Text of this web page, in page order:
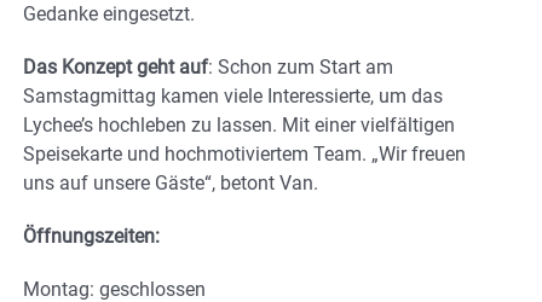
Gedanke eingesetzt.
Das Konzept geht auf: Schon zum Start am
Samstagmittag kamen viele Interessierte, um das
Lychee’s hochleben zu lassen. Mit einer vielfältigen
Speisekarte und hochmotiviertem Team. „Wir freuen
uns auf unsere Gäste“, betont Van.
Öffnungszeiten:
Montag: geschlossen